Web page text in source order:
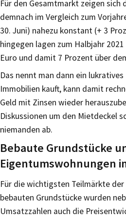
Für den Gesamtmarkt zeigen sich
demnach im Vergleich zum
30. Juni) nahezu konstant (+ 3
hingegen lagen zum Halbjahr
Euro und damit 7 Prozent über
Das nennt man dann ein
Immobilien kauft, kann damit
Geld mit Zinsen wieder
Diskussionen um den Mietdeckel
niemanden ab.
Bebaute Grundstücke
Eigentumswohnungen
Für die wichtigsten Teilmärkte
bebauten Grundstücke wurden
Umsatzzahlen auch die